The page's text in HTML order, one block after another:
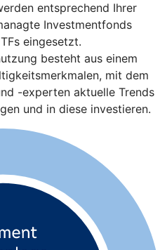
entsprechend Ihrer
Investmentfonds
eingesetzt.
besteht aus einem
mit dem
-experten aktuelle Trends
und in diese investieren.